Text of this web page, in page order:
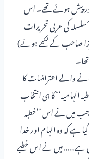
پیش ہوئے تھے۔ اس
کی عربی تحریرات
صاحب کے لکھے ہوئے)
والے اعتراضات کا
کا ہی انتخاب
جب میں نے اس ’’خطبہ
ہے کہ وہ الہام اور خدا
ہے…… میں نے اس خطبے